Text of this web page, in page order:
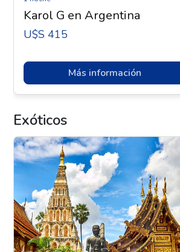
Karol G en Argentina
U$s 415
Más información
Exóticos